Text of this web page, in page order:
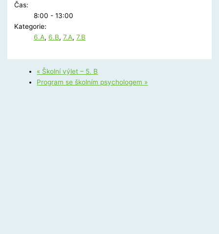
Čas:
8:00 - 13:00
Kategorie:
6.A, 6.B,7.A,7.B
« Školní výlet – 5. B
Program se školním psychologem »